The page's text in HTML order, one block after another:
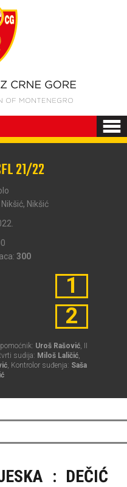
21/22
Nikšić
300
1
2
Uroš Rašović, II
sudija: Miloš Laličić,
, Kontrolor suđenja: Saša
: DEČIĆ